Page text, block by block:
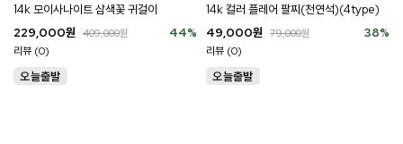
14k 모이사나이트 삼색꽃 귀걸이
44%
229,000원 409,000원
리뷰 (0)
14k 컬러 플레어 팔찌(천연석)(4type)
38%
49,000원 79,000원
리뷰 (0)